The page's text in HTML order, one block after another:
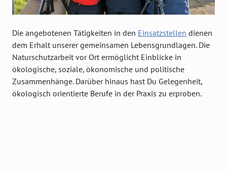
Die angebotenen Tätigkeiten in den Einsatzstellen dienen
dem Erhalt unserer gemeinsamen Lebensgrundlagen. Die
Naturschutzarbeit vor Ort ermöglicht Einblicke in
ökologische, soziale, ökonomische und politische
Zusammenhänge. Darüber hinaus hast Du Gelegenheit,
ökologisch orientierte Berufe in der Praxis zu erproben.